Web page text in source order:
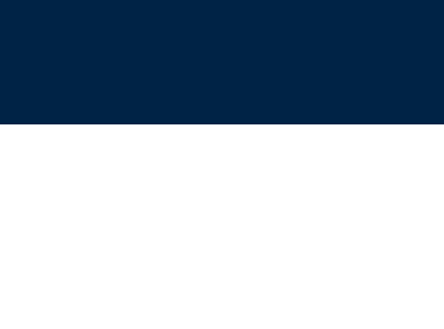
konto ejet af en person hjemmehørende og bosiddende i USA